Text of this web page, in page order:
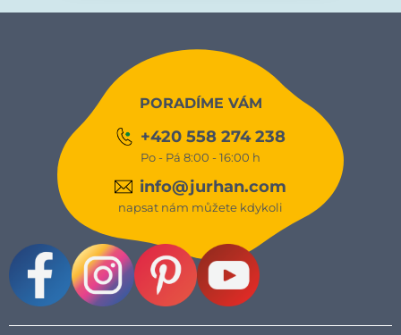
PORADÍME VÁM
+420 558 274 238
Po - Pá 8:00 - 16:00 h
info@jurhan.com
napsat nám můžete kdykoli